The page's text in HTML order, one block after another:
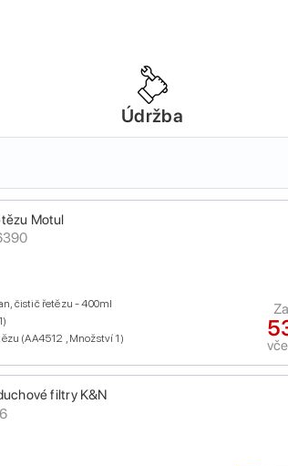
Údržba
Motul
čistič řetězu - 400ml
(AA4512 , Množství 1)
filtry K&N